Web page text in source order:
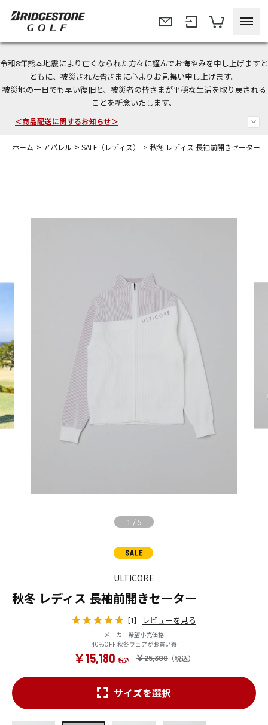
令和8年熊本地震により亡くなられた方々に謹んでお悔やみを申し上げますと
ともに、被災された皆さまに心よりお見舞い申し上げます。
被災地の一日でも早い復旧と、被災者の皆さまが平穏な生活を取り戻される
ことを祈念いたします。
今なら新規会員登録で1,000円OFFクーポンプレゼント！
＜商品配送に関するお知らせ＞
＜夏季休暇中のご注文・発送・お問い合わせ＞
ホーム > アパレル > SALE（レディス） > 秋冬 レディス 長袖前開きセーター
1 / 5
ULTICORE
秋冬 レディス 長袖前開きセーター
[1] レビューを見る
メーカー希望小売価格
40%OFF 秋冬ウェアがお買い得
￥25,300
￥15,180
サイズを選択